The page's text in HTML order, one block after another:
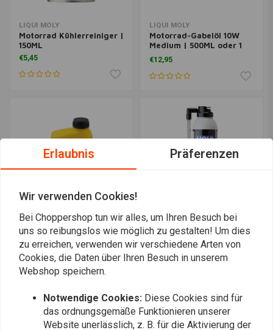
LIQUI MOLY
Motorrad Kühlerreiniger |
150ML
€5,45
LIQUI MOLY
Motorrad-Gabelöl 10W
Medium | 500ML oder 1
Liter
€12,95
MCS
Bremsflüssigkeitspunkt 4
€13,88
LIQUI MOLY
Motorrad-Reifenfüller
und Dichtungsmasse |
Erlaubnis Präferenzen
Wir verwenden Cookies!
Bei Choppershop tun wir alles, um Ihren Besuch bei
uns so reibungslos wie möglich zu gestalten! Um dies
zu erreichen, verwenden wir verschiedene Arten von
Cookies, die Daten über Ihren Besuch in unserem
Webshop speichern.
Notwendige Cookies: Diese Cookies sind für
das ordnungsgemäße Funktionieren unserer
Website unerlässlich, z. B. für die Aktivierung der